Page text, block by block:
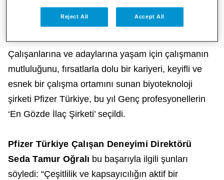
Çalışanlarına ve adaylarına yaşam için çalışmanın
mutluluğunu, fırsatlarla dolu bir kariyeri, keyifli ve
esnek bir çalışma ortamını sunan biyoteknoloji
şirketi Pfizer Türkiye, bu yıl Genç profesyonellerin
‘En Gözde İlaç Şirketi’ seçildi.
Pfizer Türkiye Çalışan Deneyimi Direktörü
Seda Tamur Oğralı bu başarıyla ilgili şunları
söyledi: “Çeşitlilik ve kapsayıcılığın aktif bir
Reject All Accept All